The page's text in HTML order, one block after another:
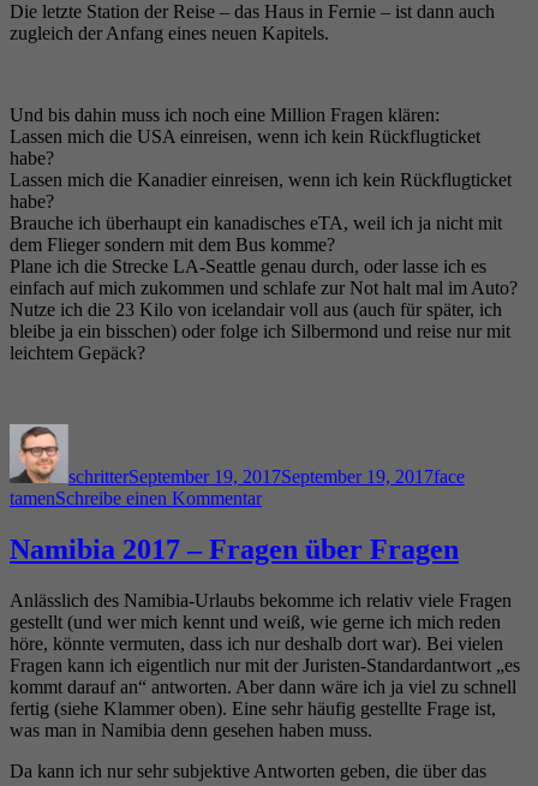
Die letzte Station der Reise – das Haus in Fernie – ist dann auch
zugleich der Anfang eines neuen Kapitels.
Und bis dahin muss ich noch eine Million Fragen klären:
Lassen mich die USA einreisen, wenn ich kein Rückflugticket
habe?
Lassen mich die Kanadier einreisen, wenn ich kein Rückflugticket
habe?
Brauche ich überhaupt ein kanadisches eTA, weil ich ja nicht mit
dem Flieger sondern mit dem Bus komme?
Plane ich die Strecke LA-Seattle genau durch, oder lasse ich es
einfach auf mich zukommen und schlafe zur Not halt mal im Auto?
Nutze ich die 23 Kilo von icelandair voll aus (auch für später, ich
bleibe ja ein bisschen) oder folge ich Silbermond und reise nur mit
leichtem Gepäck?
schritterSeptember 19, 2017September 19, 2017face
tamenSchreibe einen Kommentarzu
–
USA
Kanada
Namibia 2017 – Fragen über Fragen
Anlässlich des Namibia-Urlaubs bekomme ich relativ viele Fragen
gestellt (und wer mich kennt und weiß, wie gerne ich mich reden
höre, könnte vermuten, dass ich nur deshalb dort war). Bei vielen
Fragen kann ich eigentlich nur mit der Juristen-Standardantwort „es
kommt darauf an“ antworten. Aber dann wäre ich ja viel zu schnell
fertig (siehe Klammer oben). Eine sehr häufig gestellte Frage ist,
was man in Namibia denn gesehen haben muss.
Da kann ich nur sehr subjektive Antworten geben, die über das